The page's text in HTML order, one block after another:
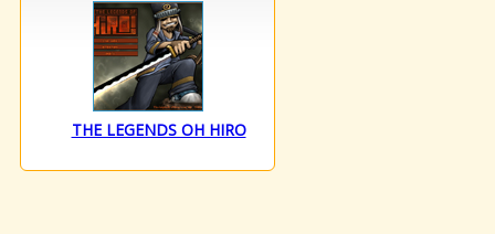
THE LEGENDS OH HIRO